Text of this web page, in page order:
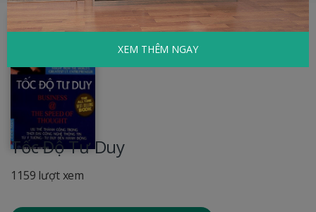
Tốc Độ Tư Duy
1159 lượt xem
XEM THÊM NGAY